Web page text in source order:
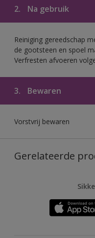
2. Na gebruik
Reiniging gereedschap
de gootsteen en spoel
Verfresten afvoeren
3. Bewaren
Vorstvrij bewaren
Gerelateerde